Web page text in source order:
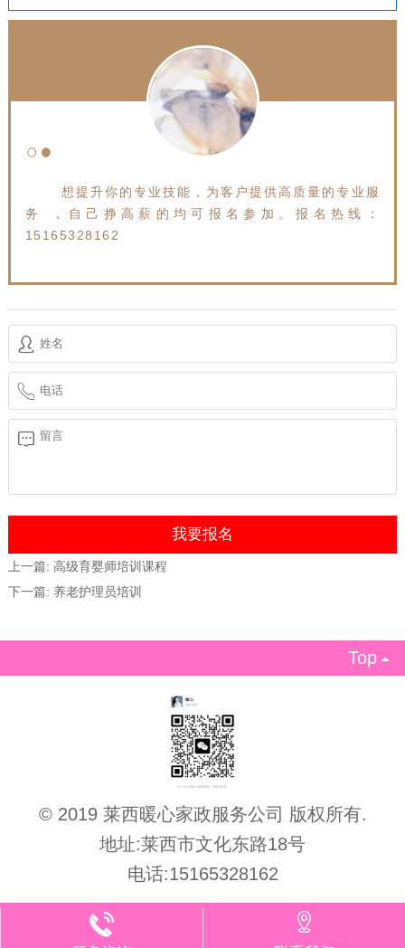
想提升你的专业技能，为客户提供高质量的专业服
务 ，自己挣高薪的均可报名参加。报名热线：
15165328162
上一篇: 高级育婴师培训课程
下一篇: 养老护理员培训
Top
© 2019 莱西暖心家政服务公司 版权所有.
地址:莱西市文化东路18号
电话:15165328162